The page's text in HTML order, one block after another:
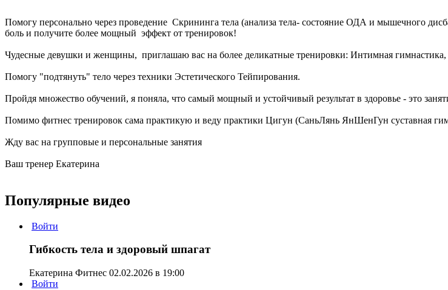
Помогу персонально через проведение Скрининга тела (анализа тела- состояние ОДА и мышечного
боль и получите более мощный эффект от тренировок!
Чудесные девушки и женщины, приглашаю вас на более деликатные тренировки: Интимная
Помогу "подтянуть" тело через техники Эстетического Тейпирования.
Пройдя множество обучений, я поняла, что самый мощный и устойчивый результат в здоровье - это
Помимо фитнес тренировок сама практикую и веду практики Цигун (СаньЛянь ЯнШенГун суставная
Жду вас на групповые и персональные занятия
Ваш тренер Екатерина
Популярные видео
Войти
Гибкость тела и здоровый шпагат
Екатерина Фитнес 02.02.2026 в 19:00
Войти